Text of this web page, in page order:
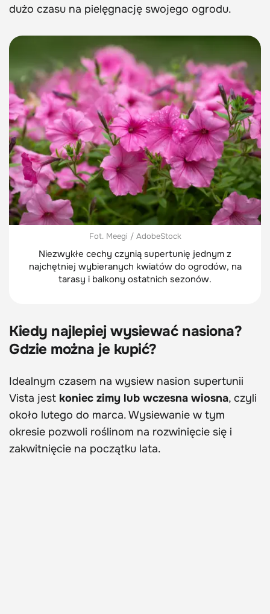
dużo czasu na pielęgnację swojego ogrodu.
Fot. Meegi / AdobeStock
Niezwykłe cechy czynią supertunię jednym z
najchętniej wybieranych kwiatów do ogrodów, na
tarasy i balkony ostatnich sezonów.
Kiedy najlepiej wysiewać nasiona?
Gdzie można je kupić?
Idealnym czasem na wysiew nasion supertunii
Vista jest koniec zimy lub wczesna wiosna, czyli
około lutego do marca. Wysiewanie w tym
okresie pozwoli roślinom na rozwinięcie się i
zakwitnięcie na początku lata.